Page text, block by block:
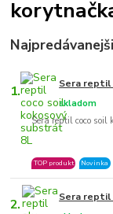
1. Sera reptil
Sera reptil coco
skladom
TOP produkt Novinka
2. Sera reptil